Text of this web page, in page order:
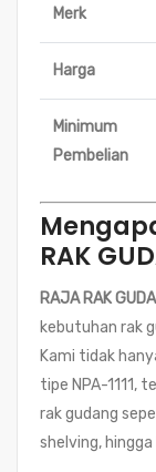
Merk
Harga
Minimum
Pembelian
RAK
RAJA RAK
kebutuhan rak
Kami tidak
tipe NPA-1111,
rak gudang
shelving,